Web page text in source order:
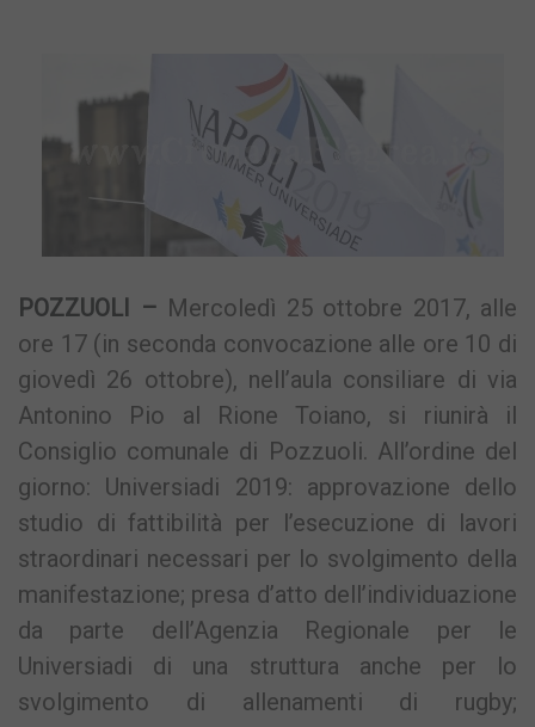
POZZUOLI – Mercoledì 25 ottobre 2017, alle
ore 17 (in seconda convocazione alle ore 10 di
giovedì 26 ottobre), nell’aula consiliare di via
Antonino Pio al Rione Toiano, si riunirà il
Consiglio comunale di Pozzuoli. All’ordine del
giorno: Universiadi 2019: approvazione dello
studio di fattibilità per l’esecuzione di lavori
straordinari necessari per lo svolgimento della
manifestazione; presa d’atto dell’individuazione
da parte dell’Agenzia Regionale per le
Universiadi di una struttura anche per lo
svolgimento di allenamenti di rugby;